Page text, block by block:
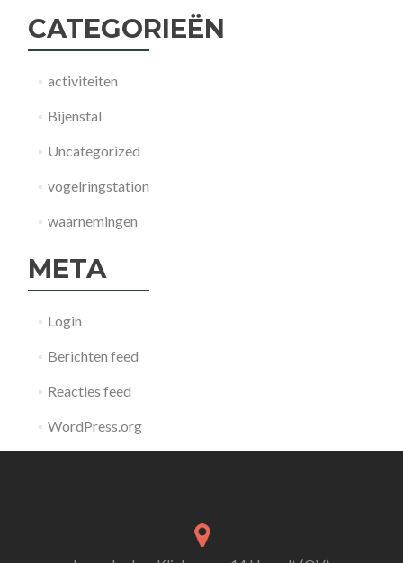
CATEGORIEËN
activiteiten
Bijenstal
Uncategorized
vogelringstation
waarnemingen
META
Login
Berichten feed
Reacties feed
WordPress.org